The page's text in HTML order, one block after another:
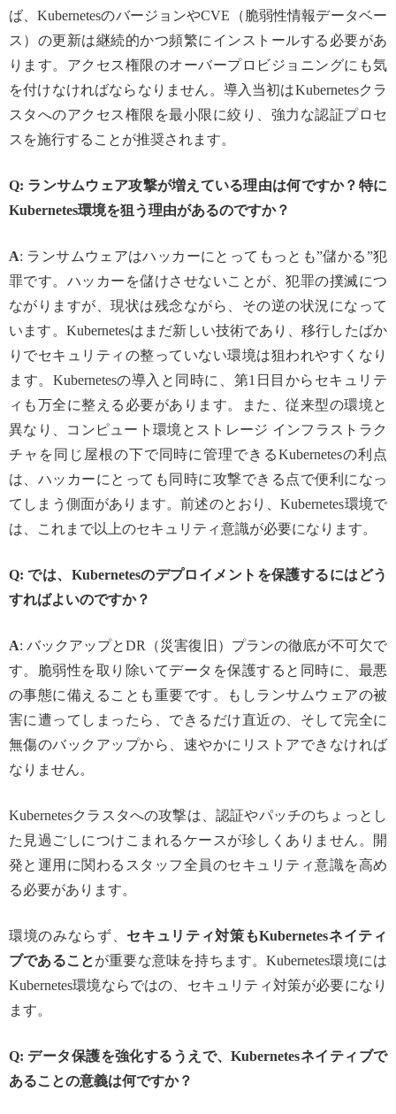
ば、KubernetesのバージョンやCVE（脆弱性情報データベー
ス）の更新は継続的かつ頻繁にインストールする必要があ
ります。アクセス権限のオーバープロビジョニングにも気
を付けなければならなりません。導入当初はKubernetesクラ
スタへのアクセス権限を最小限に絞り、強力な認証プロセ
スを施行することが推奨されます。
Q: ランサムウェア攻撃が増えている理由は何ですか？特に
Kubernetes環境を狙う理由があるのですか？
A: ランサムウェアはハッカーにとってもっとも”儲かる”犯
罪です。ハッカーを儲けさせないことが、犯罪の撲滅につ
ながりますが、現状は残念ながら、その逆の状況になって
います。Kubernetesはまだ新しい技術であり、移行したばか
りでセキュリティの整っていない環境は狙われやすくなり
ます。Kubernetesの導入と同時に、第1日目からセキュリテ
ィも万全に整える必要があります。また、従来型の環境と
異なり、コンピュート環境とストレージ インフラストラク
チャを同じ屋根の下で同時に管理できるKubernetesの利点
は、ハッカーにとっても同時に攻撃できる点で便利になっ
てしまう側面があります。前述のとおり、Kubernetes環境で
は、これまで以上のセキュリティ意識が必要になります。
Q: では、Kubernetesのデプロイメントを保護するにはどう
すればよいのですか？
A: バックアップとDR（災害復旧）プランの徹底が不可欠で
す。脆弱性を取り除いてデータを保護すると同時に、最悪
の事態に備えることも重要です。もしランサムウェアの被
害に遭ってしまったら、できるだけ直近の、そして完全に
無傷のバックアップから、速やかにリストアできなければ
なりません。
Kubernetesクラスタへの攻撃は、認証やパッチのちょっとし
た見過ごしにつけこまれるケースが珍しくありません。開
発と運用に関わるスタッフ全員のセキュリティ意識を高め
る必要があります。
環境のみならず、 セキュリティ対策もKubernetesネイティ
ブであることが重要な意味を持ちます。Kubernetes環境には
Kubernetes環境ならではの、セキュリティ対策が必要になり
ます。
Q: データ保護を強化するうえで、Kubernetesネイティブで
あることの意義は何ですか？